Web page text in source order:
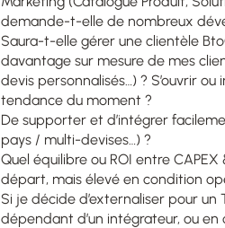
demande-t-elle de nombreux
Saura-t-elle gérer une clientèle
davantage sur mesure de mes
devis personnalisés…) ? S’ouvrir
tendance du moment ?
De supporter et d’intégrer
pays / multi-devises…) ?
Quel équilibre ou ROI entre
départ, mais élevé en condition
Si je décide d’externaliser pour
dépendant d’un intégrateur, ou